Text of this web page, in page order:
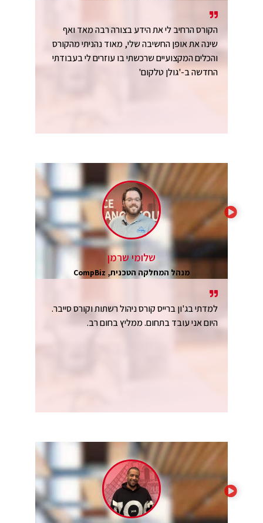
הקורס הרחיב לי את הידע בצורה רבה מאד ואף
שינה את אופן החשיבה שלי, מאוד נהניתי מהקורס
והכלים המקצועיים שרכשתי בו עוזרים לי בעבודתי
החדשה ב-'גולן טלקום'
שלומי שרמן
מנהל המחלקה הטכנית, CompBiz
למדתי בג'ון ברייס קורס ניהול רשתות וקורס סייבר.
היום אני עובד בתחום. ממליץ בחום רב.